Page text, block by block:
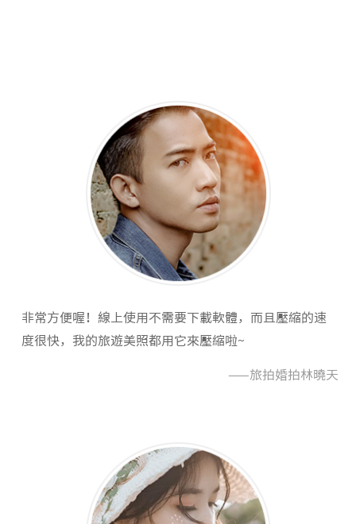
非常方便喔！線上使用不需要下載軟體，而且壓縮的速
度很快，我的旅遊美照都用它來壓縮啦~
——旅拍婚拍林曉天